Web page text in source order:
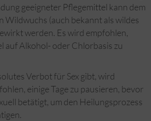
geeigneter Pflegemittel kann dem
Wildwuchs (auch bekannt als wildes
werden. Es wird empfohlen,
auf Alkohol- oder Chlorbasis zu
Verbot für Sex gibt, wird
einige Tage zu pausieren, bevor
betätigt, um den Heilungsprozess